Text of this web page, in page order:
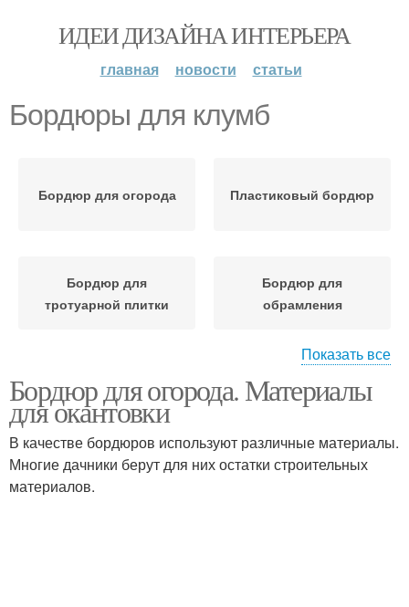
ИДЕИ ДИЗАЙНА ИНТЕРЬЕРА
главная новости статьи
Бордюры для клумб
Бордюр для огорода Пластиковый бордюр
Бордюр для
тротуарной плитки
Бордюр для
обрамления
Бордюр для клумбы
Бордюры в садовом
дизайне
Ограждение для клумб
Показать все
Бордюр для огорода. Материалы
для окантовки
В качестве бордюров используют различные материалы.
Многие дачники берут для них остатки строительных
материалов.